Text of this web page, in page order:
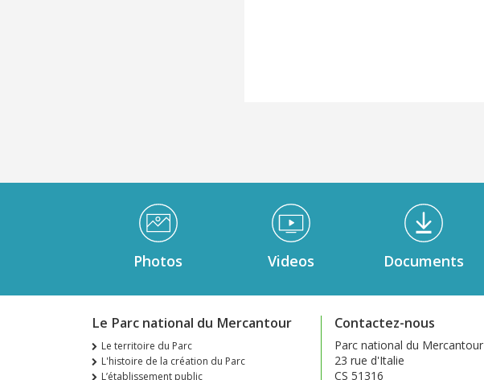
Médiathèque Footer
Photos Videos Documents
Le Parc national du Mercantour
Le territoire du Parc
L'histoire de la création du Parc
L’établissement public
Contactez-nous
Parc national du Mercantour
23 rue d'Italie
CS 51316